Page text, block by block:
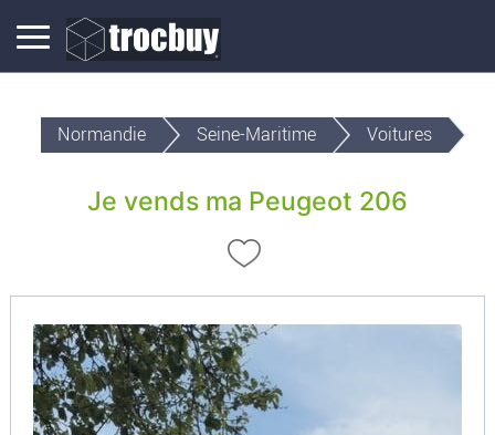
Normandie Seine-Maritime Voitures
Je vends ma Peugeot 206